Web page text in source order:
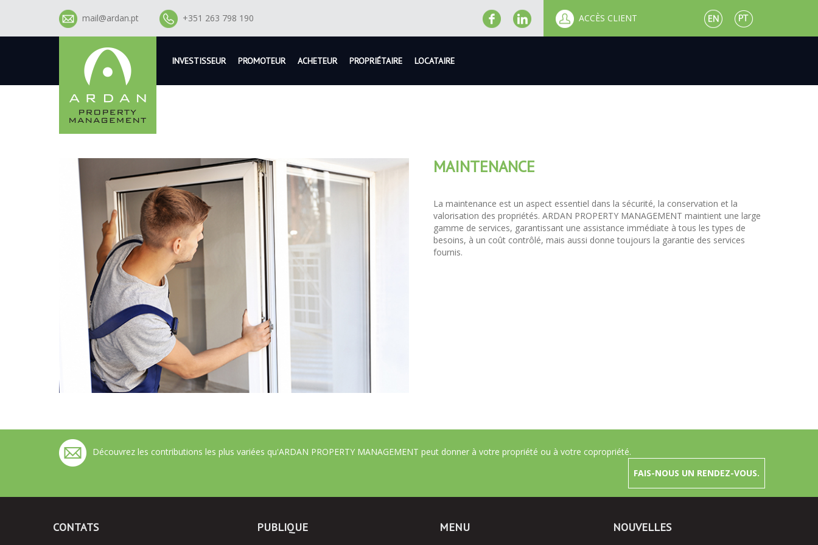
mail@ardan.pt +351 263 798 190 ACCÈS CLIENT
INVESTISSEUR PROMOTEUR ACHETEUR PROPRIÉTAIRE LOCATAIRE
MAINTENANCE
La maintenance est un aspect essentiel dans la sécurité, la conservation et la
valorisation des propriétés. ARDAN PROPERTY MANAGEMENT maintient une large
gamme de services, garantissant une assistance immédiate à tous les types de
besoins, à un coût contrôlé, mais aussi donne toujours la garantie des services
fournis.
Découvrez les contributions les plus variées qu'ARDAN PROPERTY MANAGEMENT peut donner à votre propriété ou à votre copropriété.
FAIS-NOUS UN RENDEZ-VOUS.
CONTATS PUBLIQUE MENU NOUVELLES